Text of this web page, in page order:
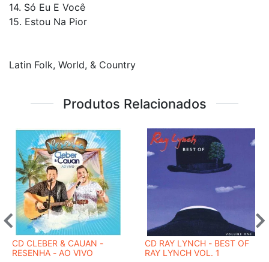
14. Só Eu E Você
15. Estou Na Pior
Latin Folk, World, & Country
Produtos Relacionados
CD CLEBER & CAUAN -
RESENHA - AO VIVO
CD RAY LYNCH - BEST OF
RAY LYNCH VOL. 1